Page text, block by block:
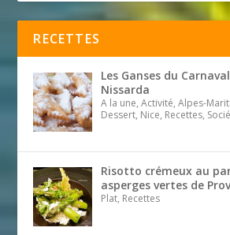
RECETTES
Les Ganses du
Nissarda
A la une, Activité, Alpes-
Dessert, Nice, Recettes,
Risotto crémeux au
asperges vertes de
Plat, Recettes